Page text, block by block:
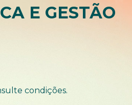
E GESTÃO
condições.